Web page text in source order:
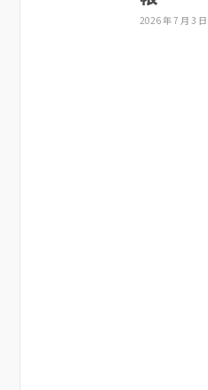
2026 年 7 月 3 日